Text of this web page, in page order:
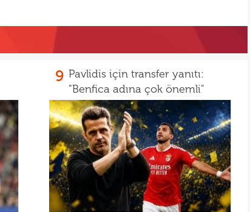
9 Pavlidis için transfer yanıtı:
"Benfica adına çok önemli"